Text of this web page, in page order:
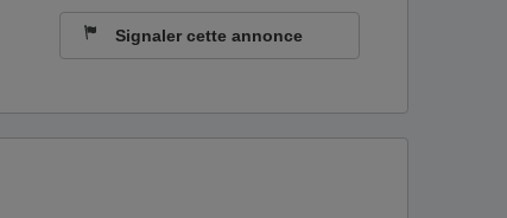
Signaler cette annonce